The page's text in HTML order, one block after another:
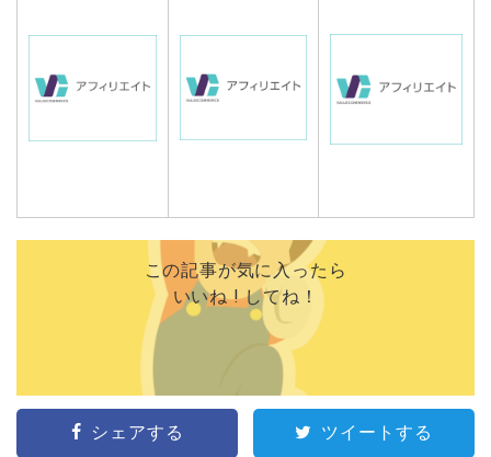
この記事が気に入ったら
いいね ! してね！
シェアする ツイートする